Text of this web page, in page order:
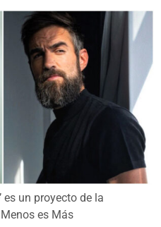
es un proyecto de la
es Más